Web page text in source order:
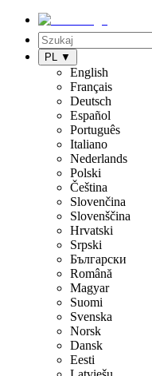
PL ▼
English
Français
Deutsch
Español
Português
Italiano
Nederlands
Polski
Čeština
Slovenčina
Slovenščina
Hrvatski
Srpski
Български
Română
Magyar
Suomi
Svenska
Norsk
Dansk
Eesti